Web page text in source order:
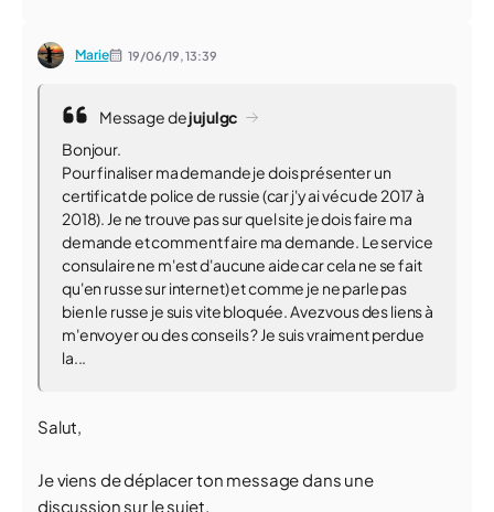
Marie 19/06/19,13:39
Message dejujulgc
Bonjour.
Pour finaliser ma demande je dois présenter un
certificat de police de russie (car j'y ai vécu de 2017 à
2018). Je ne trouve pas sur quel site je dois faire ma
demande et comment faire ma demande. Le service
consulaire ne m'est d'aucune aide car cela ne se fait
qu'en russe sur internet) et comme je ne parle pas
bien le russe je suis vite bloquée. Avez vous des liens à
m'envoyer ou des conseils ? Je suis vraiment perdue
la...
Salut,
Je viens de déplacer ton message dans une
discussion sur le sujet.